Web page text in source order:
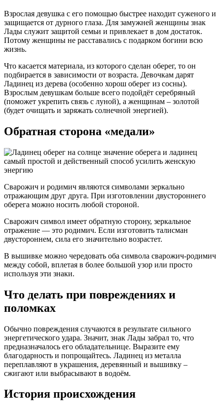
Взрослая девушка с его помощью быстрее находит суженого и
защищается от дурного глаза. Для замужней женщины знак
Лады служит защитой семьи и привлекает в дом достаток.
Потому женщины не расставались с подарком богини всю
жизнь.
Что касается материала, из которого сделан оберег, то он
подбирается в зависимости от возраста. Девочкам дарят
Ладинец из дерева (особенно хорош оберег из сосны).
Взрослым девушкам больше всего подойдёт серебряный
(поможет укрепить связь с луной), а женщинам – золотой
(будет очищать и заряжать солнечной энергией).
Обратная сторона «медали»
Сварожич и родимич являются символами зеркально
отражающим друг друга. При изготовлении двустороннего
оберега можно носить любой стороной.
Сварожич символ имеет обратную сторону, зеркальное
отражение — это родимич. Если изготовить талисман
двустороннем, сила его значительно возрастет.
В вышивке можно чередовать оба символа сварожич-родимич
между собой, вплетая в более большой узор или просто
используя эти знаки.
Что делать при повреждениях и
поломках
Обычно повреждения случаются в результате сильного
энергетического удара. Значит, знак Лады забрал то, что
предназначалось его обладательнице. Выразите ему
благодарность и попрощайтесь. Ладинец из металла
переплавляют в украшения, деревянный и вышивку –
сжигают или выбрасывают в водоём.
История происхождения